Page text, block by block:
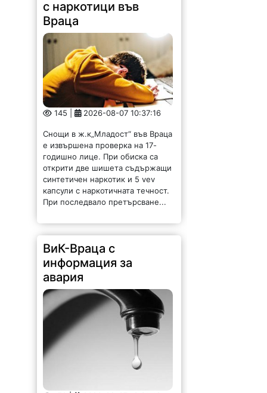
145 | 2026-08-07 10:37:16
Снощи в ж.к„Младост“ във Враца
е извършена проверка на 17-
открити две шишета съдържащи
синтетичен наркотик и 5 vev
капсули с наркотичната течност.
При последвало претърсване...
информация за
авария
2026-08-07 10:31:48
"Водоснабдяване и канализация“